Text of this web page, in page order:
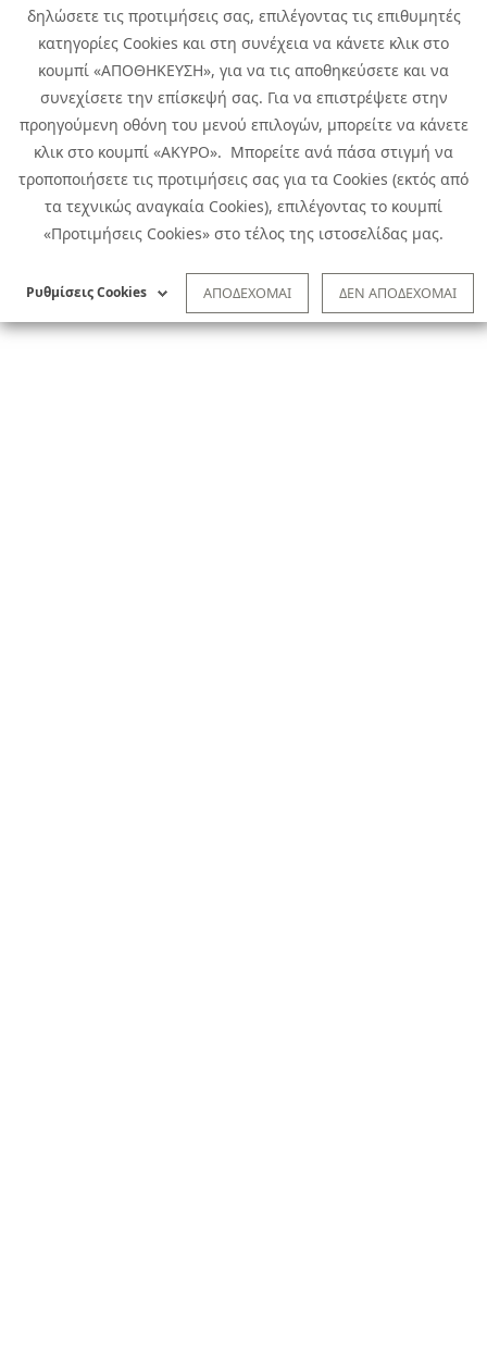
δηλώσετε τις προτιμήσεις σας, επιλέγοντας τις επιθυμητές
κατηγορίες Cookies και στη συνέχεια να κάνετε κλικ στο
κουμπί «ΑΠΟΘΗΚΕΥΣΗ», για να τις αποθηκεύσετε και να
συνεχίσετε την επίσκεψή σας. Για να επιστρέψετε στην
προηγούμενη οθόνη του μενού επιλογών, μπορείτε να κάνετε
κλικ στο κουμπί «ΑΚΥΡΟ». Μπορείτε ανά πάσα στιγμή να
τροποποιήσετε τις προτιμήσεις σας για τα Cookies (εκτός από
τα τεχνικώς αναγκαία Cookies), επιλέγοντας το κουμπί
«Προτιμήσεις Cookies» στο τέλος της ιστοσελίδας μας.
ΔΕΝ ΑΠΟΔΕΧΟΜΑΙ
ΑΠΟΔΕΧΟΜΑΙ
Ρυθμίσεις Cookies
Copyright © 2026 Infoquest.gr Με επιφύλαξη κάθε νόμιμου δικαιώματος.
Πολιτική Cookies Προτιμήσεις Cookies | Όροι Χρήσης
Πολιτική Απορρήτου: Για να ενημερωθείτε σχετικά με την επεξεργασία
προσωπικών δεδομένων πατήστεεδώ .
Ειδική Δήλωση CCTV
Ειδική Δήλωση Απορρήτου Υποβολής